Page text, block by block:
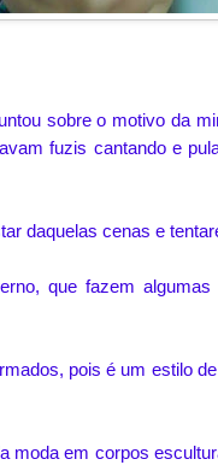
sobre o motivo da
fuzis cantando e
daquelas cenas e
que fazem
pois é um estilo
moda em corpos